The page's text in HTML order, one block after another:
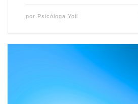
por Psicóloga Yoli